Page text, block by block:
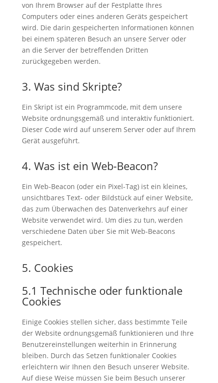
von Ihrem Browser auf der Festplatte Ihres
Computers oder eines anderen Geräts gespeichert
wird. Die darin gespeicherten Informationen können
bei einem späteren Besuch an unsere Server oder
an die Server der betreffenden Dritten
zurückgegeben werden.
3. Was sind Skripte?
Ein Skript ist ein Programmcode, mit dem unsere
Website ordnungsgemäß und interaktiv funktioniert.
Dieser Code wird auf unserem Server oder auf Ihrem
Gerät ausgeführt.
4. Was ist ein Web-Beacon?
Ein Web-Beacon (oder ein Pixel-Tag) ist ein kleines,
unsichtbares Text- oder Bildstück auf einer Website,
das zum Überwachen des Datenverkehrs auf einer
Website verwendet wird. Um dies zu tun, werden
verschiedene Daten über Sie mit Web-Beacons
gespeichert.
5. Cookies
5.1 Technische oder funktionale
Cookies
Einige Cookies stellen sicher, dass bestimmte Teile
der Website ordnungsgemäß funktionieren und Ihre
Benutzereinstellungen weiterhin in Erinnerung
bleiben. Durch das Setzen funktionaler Cookies
erleichtern wir Ihnen den Besuch unserer Website.
Auf diese Weise müssen Sie beim Besuch unserer